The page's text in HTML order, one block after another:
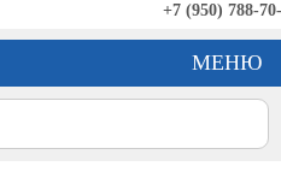
+7 (950) 788-
МЕНЮ